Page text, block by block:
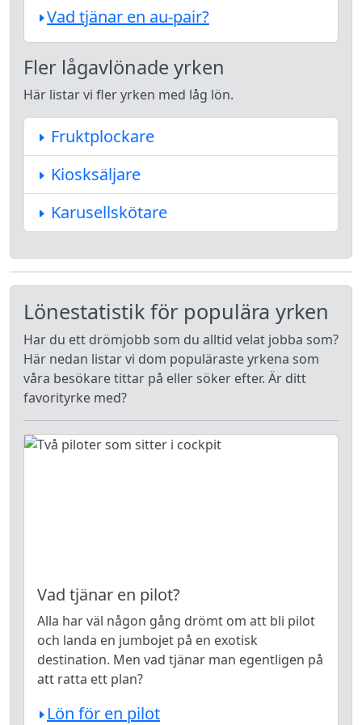
Vad tjänar en au-pair?
Fler lågavlönade yrken
Här listar vi fler yrken med låg lön.
Fruktplockare
Kiosksäljare
Karusellskötare
Lönestatistik för populära yrken
Har du ett drömjobb som du alltid velat jobba som?
Här nedan listar vi dom populäraste yrkena som
våra besökare tittar på eller söker efter. Är ditt
favorityrke med?
Vad tjänar en pilot?
Alla har väl någon gång drömt om att bli pilot
och landa en jumbojet på en exotisk
destination. Men vad tjänar man egentligen på
att ratta ett plan?
Lön för en pilot